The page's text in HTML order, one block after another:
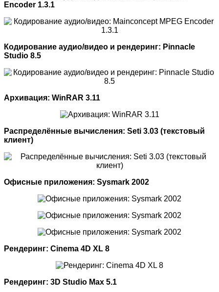
Encoder 1.3.1
Кодирование аудио/видео и рендеринг: Pinnacle
Studio 8.5
Архивация: WinRAR 3.11
Распределённые вычисления: Seti 3.03 (текстовый
клиент)
Офисные приложения: Sysmark 2002
Рендеринг: Cinema 4D XL 8
Рендеринг: 3D Studio Max 5.1